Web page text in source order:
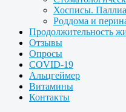
Хосписы.
Роддома и
Продолжительность
Отзывы
Опросы
COVID-19
Альцгеймер
Витамины
Контакты